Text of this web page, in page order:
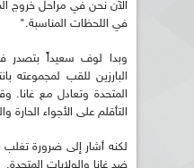
الآن نحن في مراحل خروج
في اللحظات المناسبة."
وبدا لوف سعيداً بتصدر
البارزين للقب لمجموعته
المتحدة وتعادل مع غانا.
التأقلم على الأجواء الحارة
لكنه أشار إلى ضرورة
ضد غانا والولايات المتحدة.